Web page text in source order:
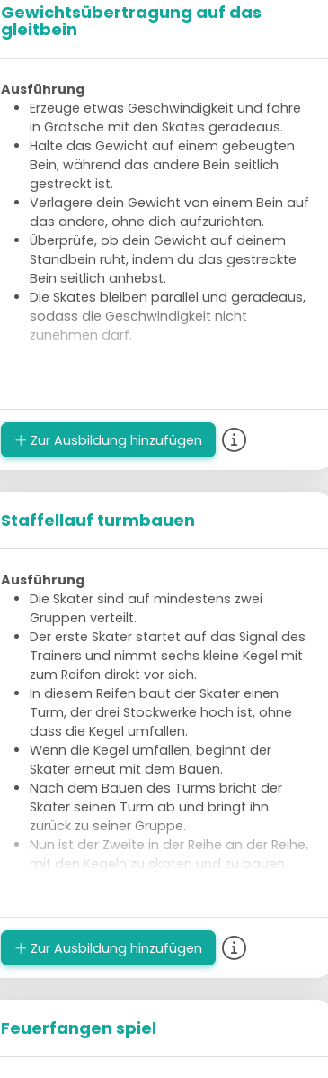
Gewichtsübertragung auf das
gleitbein
Ausführung
Erzeuge etwas Geschwindigkeit und fahre
in Grätsche mit den Skates geradeaus.
Halte das Gewicht auf einem gebeugten
Bein, während das andere Bein seitlich
gestreckt ist.
Verlagere dein Gewicht von einem Bein auf
das andere, ohne dich aufzurichten.
Überprüfe, ob dein Gewicht auf deinem
Standbein ruht, indem du das gestreckte
Bein seitlich anhebst.
Die Skates bleiben parallel und geradeaus,
sodass die Geschwindigkeit nicht
zunehmen darf.
Zur Ausbildung hinzufügen
Staffellauf turmbauen
Ausführung
Die Skater sind auf mindestens zwei
Gruppen verteilt.
Der erste Skater startet auf das Signal des
Trainers und nimmt sechs kleine Kegel mit
zum Reifen direkt vor sich.
In diesem Reifen baut der Skater einen
Turm, der drei Stockwerke hoch ist, ohne
dass die Kegel umfallen.
Wenn die Kegel umfallen, beginnt der
Skater erneut mit dem Bauen.
Nach dem Bauen des Turms bricht der
Skater seinen Turm ab und bringt ihn
zurück zu seiner Gruppe.
Nun ist der Zweite in der Reihe an der Reihe,
mit den Kegeln zu skaten und zu bauen.
Zur Ausbildung hinzufügen
Feuerfangen spiel